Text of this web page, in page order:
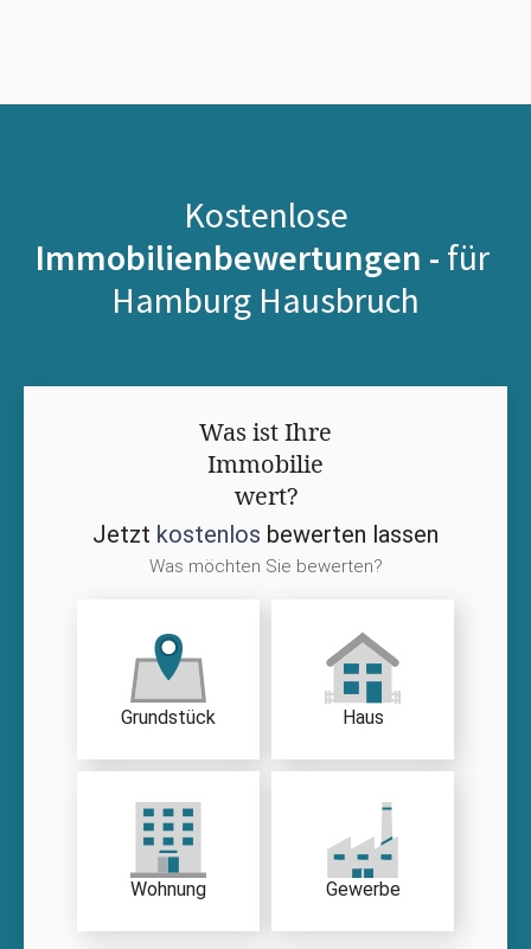
Kostenlose
Immobilienbewertungen - für
Hamburg Hausbruch
Was ist Ihre
Immobilie
wert?
Jetzt kostenlos bewerten lassen
Was möchten Sie bewerten?
Grundstück Haus
Wohnung Gewerbe